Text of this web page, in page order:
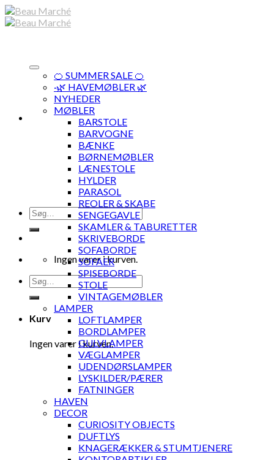
Skip
to
Søg
efter:
Ingen varer i kurven.
Søg
efter:
Kurv
Ingen varer i kurven.
🍊 SUMMER SALE 🍊
·🌿 HAVEMØBLER 🌿
NYHEDER
MØBLER
BARSTOLE
BARVOGNE
BÆNKE
BØRNEMØBLER
LÆNESTOLE
HYLDER
PARASOL
REOLER & SKABE
SENGEGAVLE
SKAMLER & TABURETTER
SKRIVEBORDE
SOFABORDE
SOFAER
SPISEBORDE
STOLE
VINTAGEMØBLER
LAMPER
LOFTLAMPER
BORDLAMPER
GULVLAMPER
VÆGLAMPER
UDENDØRSLAMPER
LYSKILDER/PÆRER
FATNINGER
HAVEN
DECOR
CURIOSITY OBJECTS
DUFTLYS
KNAGERÆKKER & STUMTJENERE